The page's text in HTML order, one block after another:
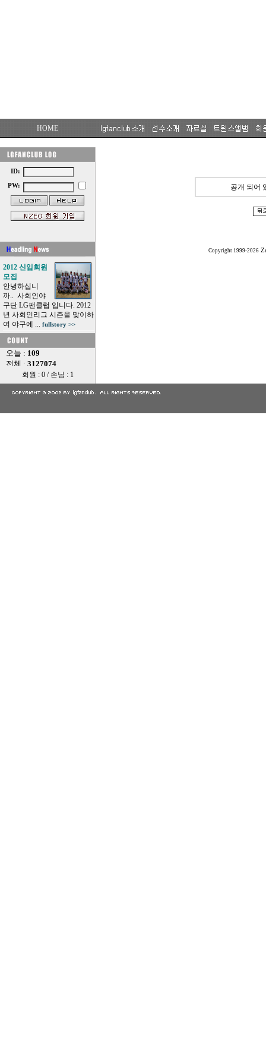
HOME
ID:
PW:
2012 신입회원
모집
안녕하십니
까.. 사회인야
구단 LG팬클럽 입니다. 2012
년 사회인리그 시즌을 맞이하
여 야구에 ... fullstory >>
회원 : 0 / 손님 : 1
공개 되어
Copyright 1999-2026